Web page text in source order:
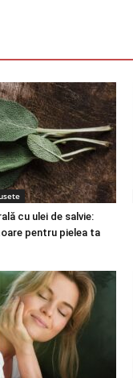
cu ulei de salvie:
pentru pielea ta